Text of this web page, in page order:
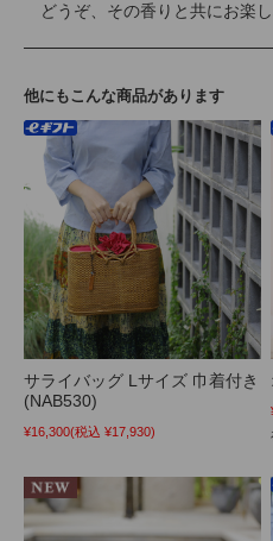
どうぞ、その香りと共にお楽し
他にもこんな商品があります
サライバッグ Lサイズ 巾着付き
(NAB530)
¥16,300(税込 ¥17,930)